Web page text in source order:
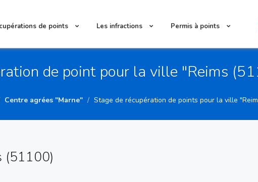
de points Les infractions Permis à points
de point pour la ville "Reims
Centre agrées "Marne" Stage de récupération de points pour la ville
(51100)